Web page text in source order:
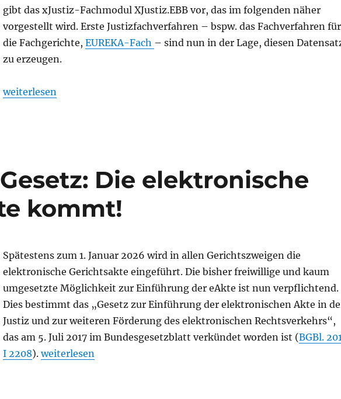
gibt das xJustiz-Fachmodul XJustiz.EBB vor, das im folgenden näher
vorgestellt wird. Erste Justizfachverfahren – bspw. das Fachverfahren für
die Fachgerichte, EUREKA-Fach – sind nun in der Lage, diesen
zu erzeugen.
„Das elektronische Empfangsbekenntnis (eEB): So sieht es aus!“
weiterlesen
Die elektronische
kommt!
Spätestens zum 1. Januar 2026 wird in allen Gerichtszweigen die
elektronische Gerichtsakte eingeführt. Die bisher freiwillige und kaum
umgesetzte Möglichkeit zur Einführung der eAkte ist nun verpflichtend.
Dies bestimmt das „Gesetz zur Einführung der elektronischen Akte in
Justiz und zur weiteren Förderung des elektronischen Rechtsverkehrs“,
das am 5. Juli 2017 im Bundesgesetzblatt verkündet worden ist (BGBl.
I 2208).„Jetzt ist es Gesetz: Die elektronische Gerichtsakte kommt!“
weiterlesen